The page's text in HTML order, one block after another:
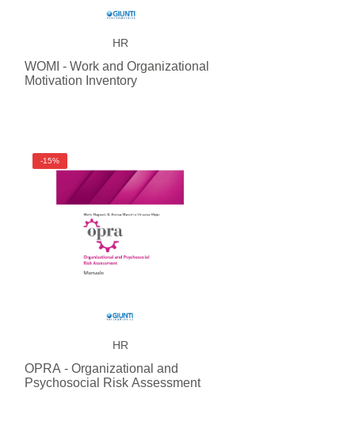
HR
WOMI - Work and Organizational
Motivation Inventory
HR
-15%
OPRA - Organizational and
Psychosocial Risk Assessment